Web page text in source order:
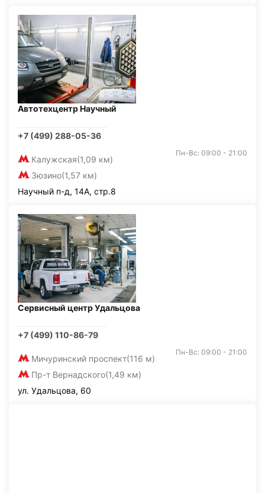
Автотехцентр Научный
+7 (499) 288-05-36
Калужская(1,09 км)
Зюзино(1,57 км)
Пн-Вс: 09:00 - 21:00
Научный п-д, 14А, стр.8
Сервисный центр Удальцова
+7 (499) 110-86-79
Мичуринский проспект(116 м)
Пр-т Вернадского(1,49 км)
Пн-Вс: 09:00 - 21:00
ул. Удальцова, 60